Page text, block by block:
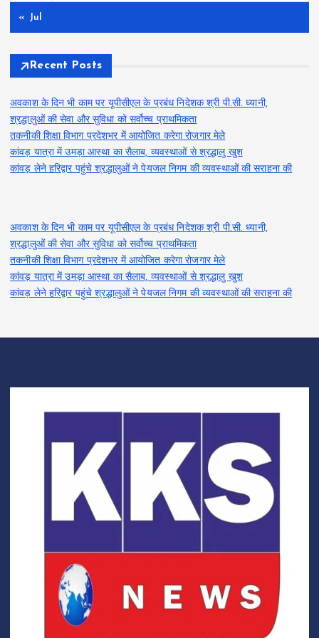
« Jul
Recent Posts
अवकाश के दिन भी काम पर यूपीसीएल के प्रबंध निदेशक श्री पी.सी. ध्यानी,
श्रद्धालुओं की सेवा और सुविधा को सर्वोच्च प्राथमिकता
तकनीकी शिक्षा विभाग प्रदेशभर में आयोजित करेगा रोजगार मेले
कांवड़ यात्रा में उमड़ा आस्था का सैलाब, व्यवस्थाओं से श्रद्धालु खुश
कांवड़ लेने हरिद्वार पहुंचे श्रद्धालुओं ने पेयजल निगम की व्यवस्थाओं की सराहना की
अवकाश के दिन भी काम पर यूपीसीएल के प्रबंध निदेशक श्री पी.सी. ध्यानी,
श्रद्धालुओं की सेवा और सुविधा को सर्वोच्च प्राथमिकता
तकनीकी शिक्षा विभाग प्रदेशभर में आयोजित करेगा रोजगार मेले
कांवड़ यात्रा में उमड़ा आस्था का सैलाब, व्यवस्थाओं से श्रद्धालु खुश
कांवड़ लेने हरिद्वार पहुंचे श्रद्धालुओं ने पेयजल निगम की व्यवस्थाओं की सराहना की